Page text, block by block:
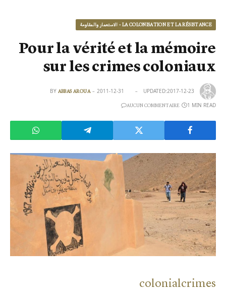
LA COLONISATION ET LA RÉSISTANCE - الاستعمار والمقاومة
Pour la vérité et la mémoire
sur les crimes coloniaux
BY ABBAS AROUA 2011-12-31 UPDATED:2017-12-23
AUCUN COMMENTAIRE 1 MIN READ
colonialcrimes